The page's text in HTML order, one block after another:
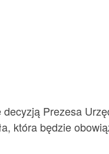
Prezesa
która będzie